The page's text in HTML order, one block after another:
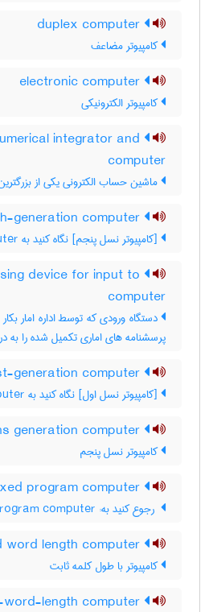
کامپیوتر مضاعف
کامپیوتر الکترونیکی
integrator and
computer
ماشین حساب الکترونی یکی از
[کامپیوتر نسل پنجم] نگاه کنید به ‎ computer
device for input to
computer
دستگاه ورودی که توسط اداره امار
پرسشنامه های اماری تکمیل شده را به
[کامپیوتر نسل اول] نگاه کنید به ‎ computer
کامپیوتر نسل پنجم
کامپیوتر با طول کلمه ثابت